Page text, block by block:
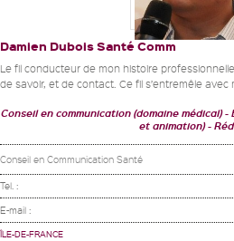
Damien Dubois Santé Comm
Le fil conducteur de mon histoire
de savoir, et de contact. Ce fil s’entremêle avec
Conseil en communication (domaine médical)
et animation)
Conseil en Communication Santé
Tel. :
E-mail :
ÎLE-DE-FRANCE